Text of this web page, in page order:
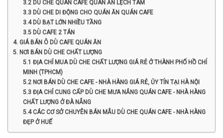
3.2 DÙ CHE QUÁN CAFE QUÁN ĂN LỆCH TÂM
3.3 DÙ CHE DI ĐỘNG CHO QUÁN ĂN QUÁN CAFE
3.4 DÙ BẠT LỚN NHIỀU TẦNG
3.5 DÙ CAFE 2 TÁN
4. GIÁ BÁN Ô DÙ CAFE QUÁN ĂN
5. NƠI BÁN DÙ CHE CHẤT LƯỢNG
5.1 ĐỊA CHỈ MUA DÙ CHE CHẤT LƯỢNG GIÁ RẺ Ở THÀNH PHỐ HỒ CHÍ
MINH (TPHCM)
5.2 NƠI BÁN DÙ CHE CAFE - NHÀ HÀNG GIÁ RẺ, ỦY TÍN TẠI HÀ NỘI
5.3 ĐỊA CHỈ CUNG CẤP DÙ CHE MƯA NẮNG QUÁN CAFE - NHÀ HÀNG
CHẤT LƯỢNG Ở ĐÀ NẴNG
5.4 CÁC CƠ SỞ CHUYÊN BÁN MẪU DÙ CHE QUÁN CAFE - NHÀ HÀNG
ĐẸP Ở HUẾ